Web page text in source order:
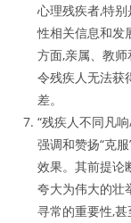
心理残疾者,特
性相关信息和发
方面,亲属、教
令残疾人无法获
差。
“残疾人不同凡
强调和赞扬“克
效果。其前提论
夸大为伟大的壮
寻常的重要性,甚